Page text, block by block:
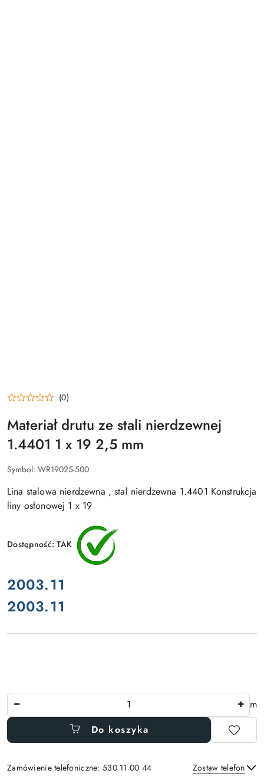
(0)
Materiał drutu ze stali nierdzewnej
1.4401 1 x 19 2,5 mm
Symbol: WR19025-500
Lina stalowa nierdzewna , stal nierdzewna 1.4401 Konstrukcja
liny osłonowej 1 x 19
Dostępność:TAK
cena:
2003.11
Cena:
2003.11
Ilość
m
Do koszyka
Zamówienie telefoniczne: 530 11 00 44 Zostaw telefon